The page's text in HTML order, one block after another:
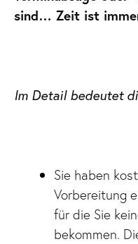
sind… Zeit ist
Im Detail bedeutet
Sie haben
Vorbereitung
für die Sie
bekommen.